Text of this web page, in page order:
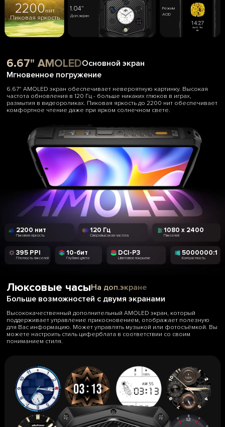
2200нит
Пиковая яркость
1.04"
Доп.экран
Режим
AOD
6.67" AMOLEDОсновной экран
Мгновенное погружение
6.67" AMOLED экран обеспечивает невероятную картинку. Высокая
частота обновления в 120 Гц - больше никаких глюков в играх,
размытия в видеороликах. Пиковая яркость до 2200 нит обеспечивает
комфортное чтение даже при ярком солнечном свете.
2200 нит
Пиковая яркость
120 Гц
Сверхвысокая частота
1080 x 2400
Пикселей
395 PPI
Плотность пикселей
10-бит
Глубина цвета
DCI-P3
Цветовое покрытие
5000000:1
Контрастность
Люксовые часыНа доп.экране
Больше возможностей с двумя экранами
Высококачественный дополнительный AMOLED экран, который
поддерживает управление прикосновением, отображает полезную
для Вас информацию. Может управлять музыкой или фотосъёмкой. Вы
можете настроить стиль циферблата в соответствии со своим
пониманием стиля.